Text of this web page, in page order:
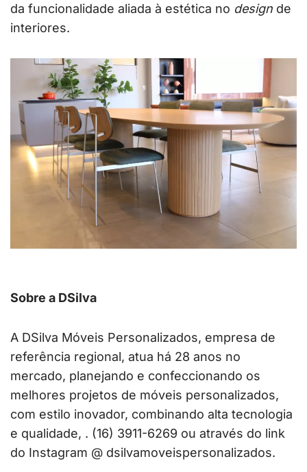
da funcionalidade aliada à estética no design de
interiores.
Sobre a DSilva
A DSilva Móveis Personalizados, empresa de
referência regional, atua há 28 anos no
mercado, planejando e confeccionando os
melhores projetos de móveis personalizados,
com estilo inovador, combinando alta tecnologia
e qualidade, . (16) 3911-6269 ou através do link
do Instagram @ dsilvamoveispersonalizados.